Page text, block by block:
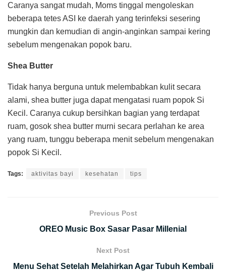
Caranya sangat mudah, Moms tinggal mengoleskan
beberapa tetes ASI ke daerah yang terinfeksi sesering
mungkin dan kemudian di angin-anginkan sampai kering
sebelum mengenakan popok baru.
Shea Butter
Tidak hanya berguna untuk melembabkan kulit secara
alami, shea butter juga dapat mengatasi ruam popok Si
Kecil. Caranya cukup bersihkan bagian yang terdapat
ruam, gosok shea butter murni secara perlahan ke area
yang ruam, tunggu beberapa menit sebelum mengenakan
popok Si Kecil.
Tags: aktivitas bayi kesehatan tips
Previous Post
OREO Music Box Sasar Pasar Millenial
Next Post
Menu Sehat Setelah Melahirkan Agar Tubuh Kembali